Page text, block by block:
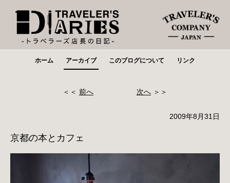
ホーム アーカイブ このブログについて リンク
＜＜ 前へ 次へ ＞＞
2009年8月31日
京都の本とカフェ